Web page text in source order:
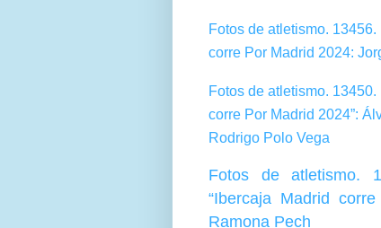
Fotos de atletismo.
corre Por Madrid 2024:
Fotos de atletismo.
corre Por Madrid 2024”:
Rodrigo Polo Vega
Fotos de atletismo.
“Ibercaja Madrid
Ramona Pech